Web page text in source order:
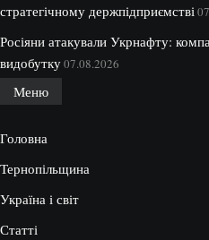
стратегічному держпідприємстві
Росіяни атакували Укрнафту:
видобутку07.08.2026
Меню
Головна
Тернопільщина
Україна і світ
Статті